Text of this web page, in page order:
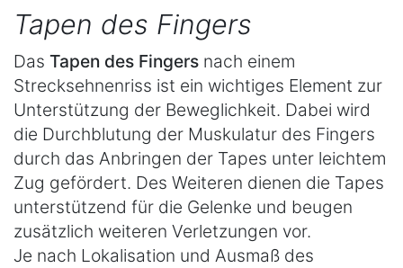
Tapen des Fingers
Das Tapen des Fingers nach einem
Strecksehnenriss ist ein wichtiges Element zur
Unterstützung der Beweglichkeit. Dabei wird
die Durchblutung der Muskulatur des Fingers
durch das Anbringen der Tapes unter leichtem
Zug gefördert. Des Weiteren dienen die Tapes
unterstützend für die Gelenke und beugen
zusätzlich weiteren Verletzungen vor.
Je nach Lokalisation und Ausmaß des